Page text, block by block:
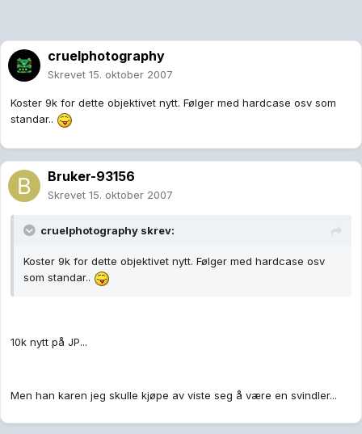
cruelphotography
Skrevet 15. oktober 2007
Koster 9k for dette objektivet nytt. Følger med hardcase osv som
standar..
Bruker-93156
Skrevet 15. oktober 2007
cruelphotography skrev:
Koster 9k for dette objektivet nytt. Følger med hardcase osv
som standar..
10k nytt på JP...
Men han karen jeg skulle kjøpe av viste seg å være en svindler...